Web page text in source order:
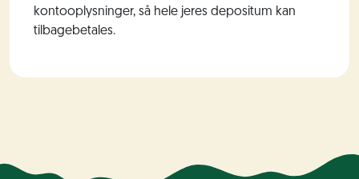
kontooplysninger, så hele jeres depositum kan
tilbagebetales.